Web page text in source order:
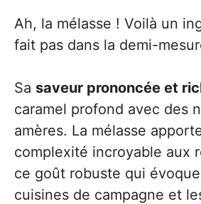
Ah, la mélasse ! Voilà un
fait pas dans la demi-
Sa saveur prononcée et
caramel profond avec des
amères. La mélasse
complexité incroyable aux
ce goût robuste qui
cuisines de campagne et